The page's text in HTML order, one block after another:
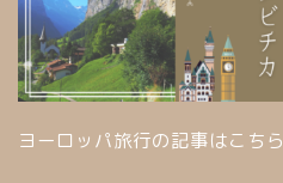
ヨーロッパ旅行の記事はこち